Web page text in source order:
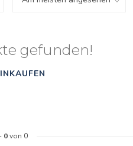
gefunden!
- 0von 0